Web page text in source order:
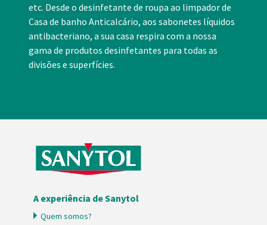
etc. Desde o desinfetante de roupa ao limpador de
Casa de banho Anticalcário, aos sabonetes líquidos
antibacteriano, a sua casa respira com a nossa
gama de produtos desinfetantes para todas as
divisões e superfícies.
A experiência de Sanytol
Quem somos?